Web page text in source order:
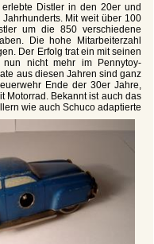
Distler in den 20er und
Mit weit über 100
um die 850 verschiedene
Die hohe Mitarbeiterzahl
Der Erfolg trat ein mit seinen
nicht mehr im Pennytoy-
aus diesen Jahren sind ganz
Ende der 30er Jahre,
Motorrad. Bekannt ist auch das
wie auch Schuco adaptierte